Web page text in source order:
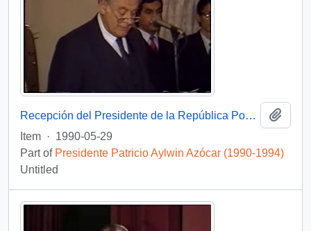
Recepción del Presidente de la República Popular China : video
Item · 1990-05-29
Part of Presidente Patricio Aylwin Azócar (1990-1994)
Untitled